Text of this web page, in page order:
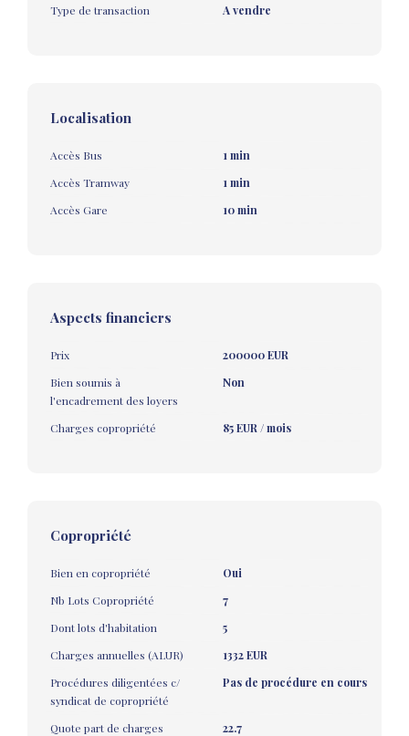
Type de transaction
A vendre
Localisation
Accès Bus
1 min
Accès Tramway
1 min
Accès Gare
10 min
Aspects financiers
Prix
200000 EUR
Bien soumis à
l'encadrement des loyers
Non
Charges copropriété 85 EUR / mois
Copropriété
Bien en copropriété
Oui
Nb Lots Copropriété
7
Dont lots d'habitation
5
Charges annuelles (ALUR)
1332 EUR
Procédures diligentées c/
syndicat de copropriété
Pas de procédure en cours
Quote part de charges 22.7